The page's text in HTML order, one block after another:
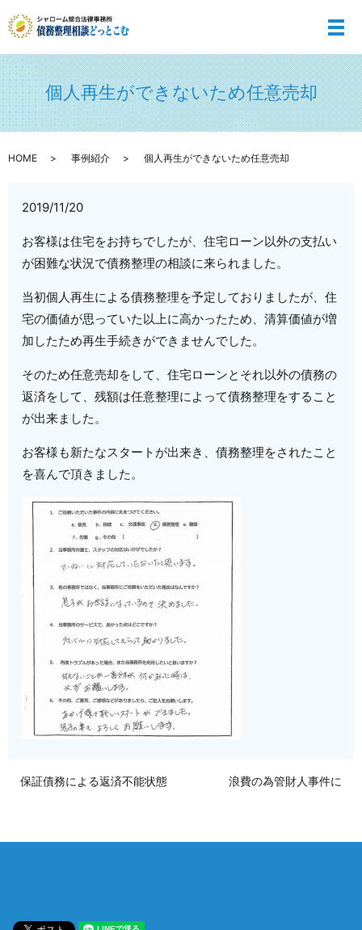
メ
個人再生ができないため任意売却
HOME 事例紹介 個人再生ができないため任意売却
2019/11/20
お客様は住宅をお持ちでしたが、住宅ローン以外の支払い
が困難な状況で債務整理の相談に来られました。
当初個人再生による債務整理を予定しておりましたが、住
宅の価値が思っていた以上に高かったため、清算価値が増
加したため再生手続きができませんでした。
そのため任意売却をして、住宅ローンとそれ以外の債務の
返済をして、残額は任意整理によって債務整理をすること
が出来ました。
お客様も新たなスタートが出来き、債務整理をされたこと
を喜んで頂きました。
保証債務による返済不能状態 浪費の為管財人事件に